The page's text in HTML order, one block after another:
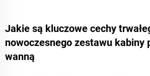
Jakie są kluczowe cechy
nowoczesnego zestawu kabiny
wanną